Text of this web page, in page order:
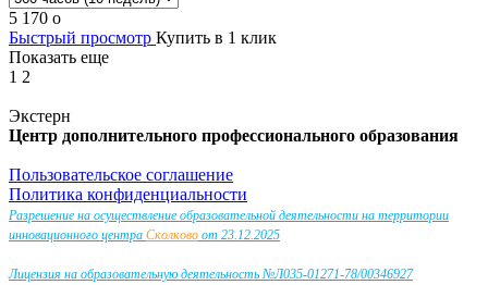
5 170 o
Быстрый просмотр Купить в 1 клик
Показать еще
1 2
Экстерн
Центр дополнительного профессионального образования
Пользовательское соглашение
Политика конфиденциальности
Разрешение на осуществление образовательной деятельности на территории
инновационного центра Сколково от 23.12.2025
Лицензия на образовательную деятельность №Л035-01271-78/00346927